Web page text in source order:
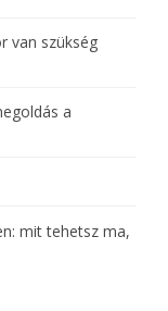
van szükség
a
mit tehetsz ma,